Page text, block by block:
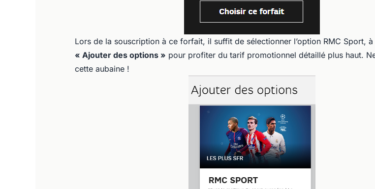
Lors de la souscription à ce forfait, il suffit de sélectionner l’option RMC Sport, à
« Ajouter des options » pour profiter du tarif promotionnel détaillé plus haut.
cette aubaine !